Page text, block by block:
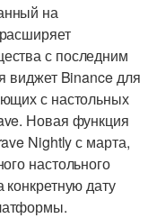
на
с последним
виджет Binance для
с настольных
Новая функция
Nightly с марта,
настольного
дату